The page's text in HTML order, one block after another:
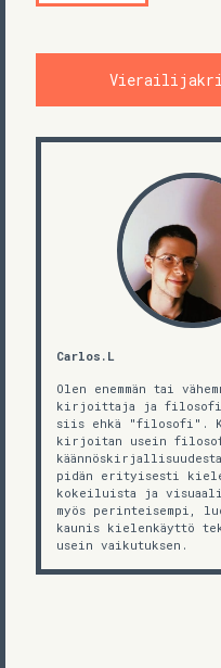
Carlos.L
Olen enemmän tai
kirjoittaja ja
siis ehkä "filosofi".
kirjoitan usein
pidän erityisesti
kokeiluista ja
myös perinteisempi,
kaunis kielenkäyttö
usein vaikutuksen.